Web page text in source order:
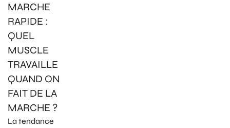
MARCHE
RAPIDE :
QUEL
MUSCLE
TRAVAILLE
QUAND ON
FAIT DE LA
MARCHE ?
La tendance